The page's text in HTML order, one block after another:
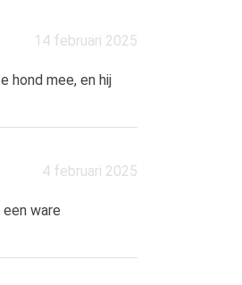
14 februari 2025
hond mee, en hij
4 februari 2025
ware